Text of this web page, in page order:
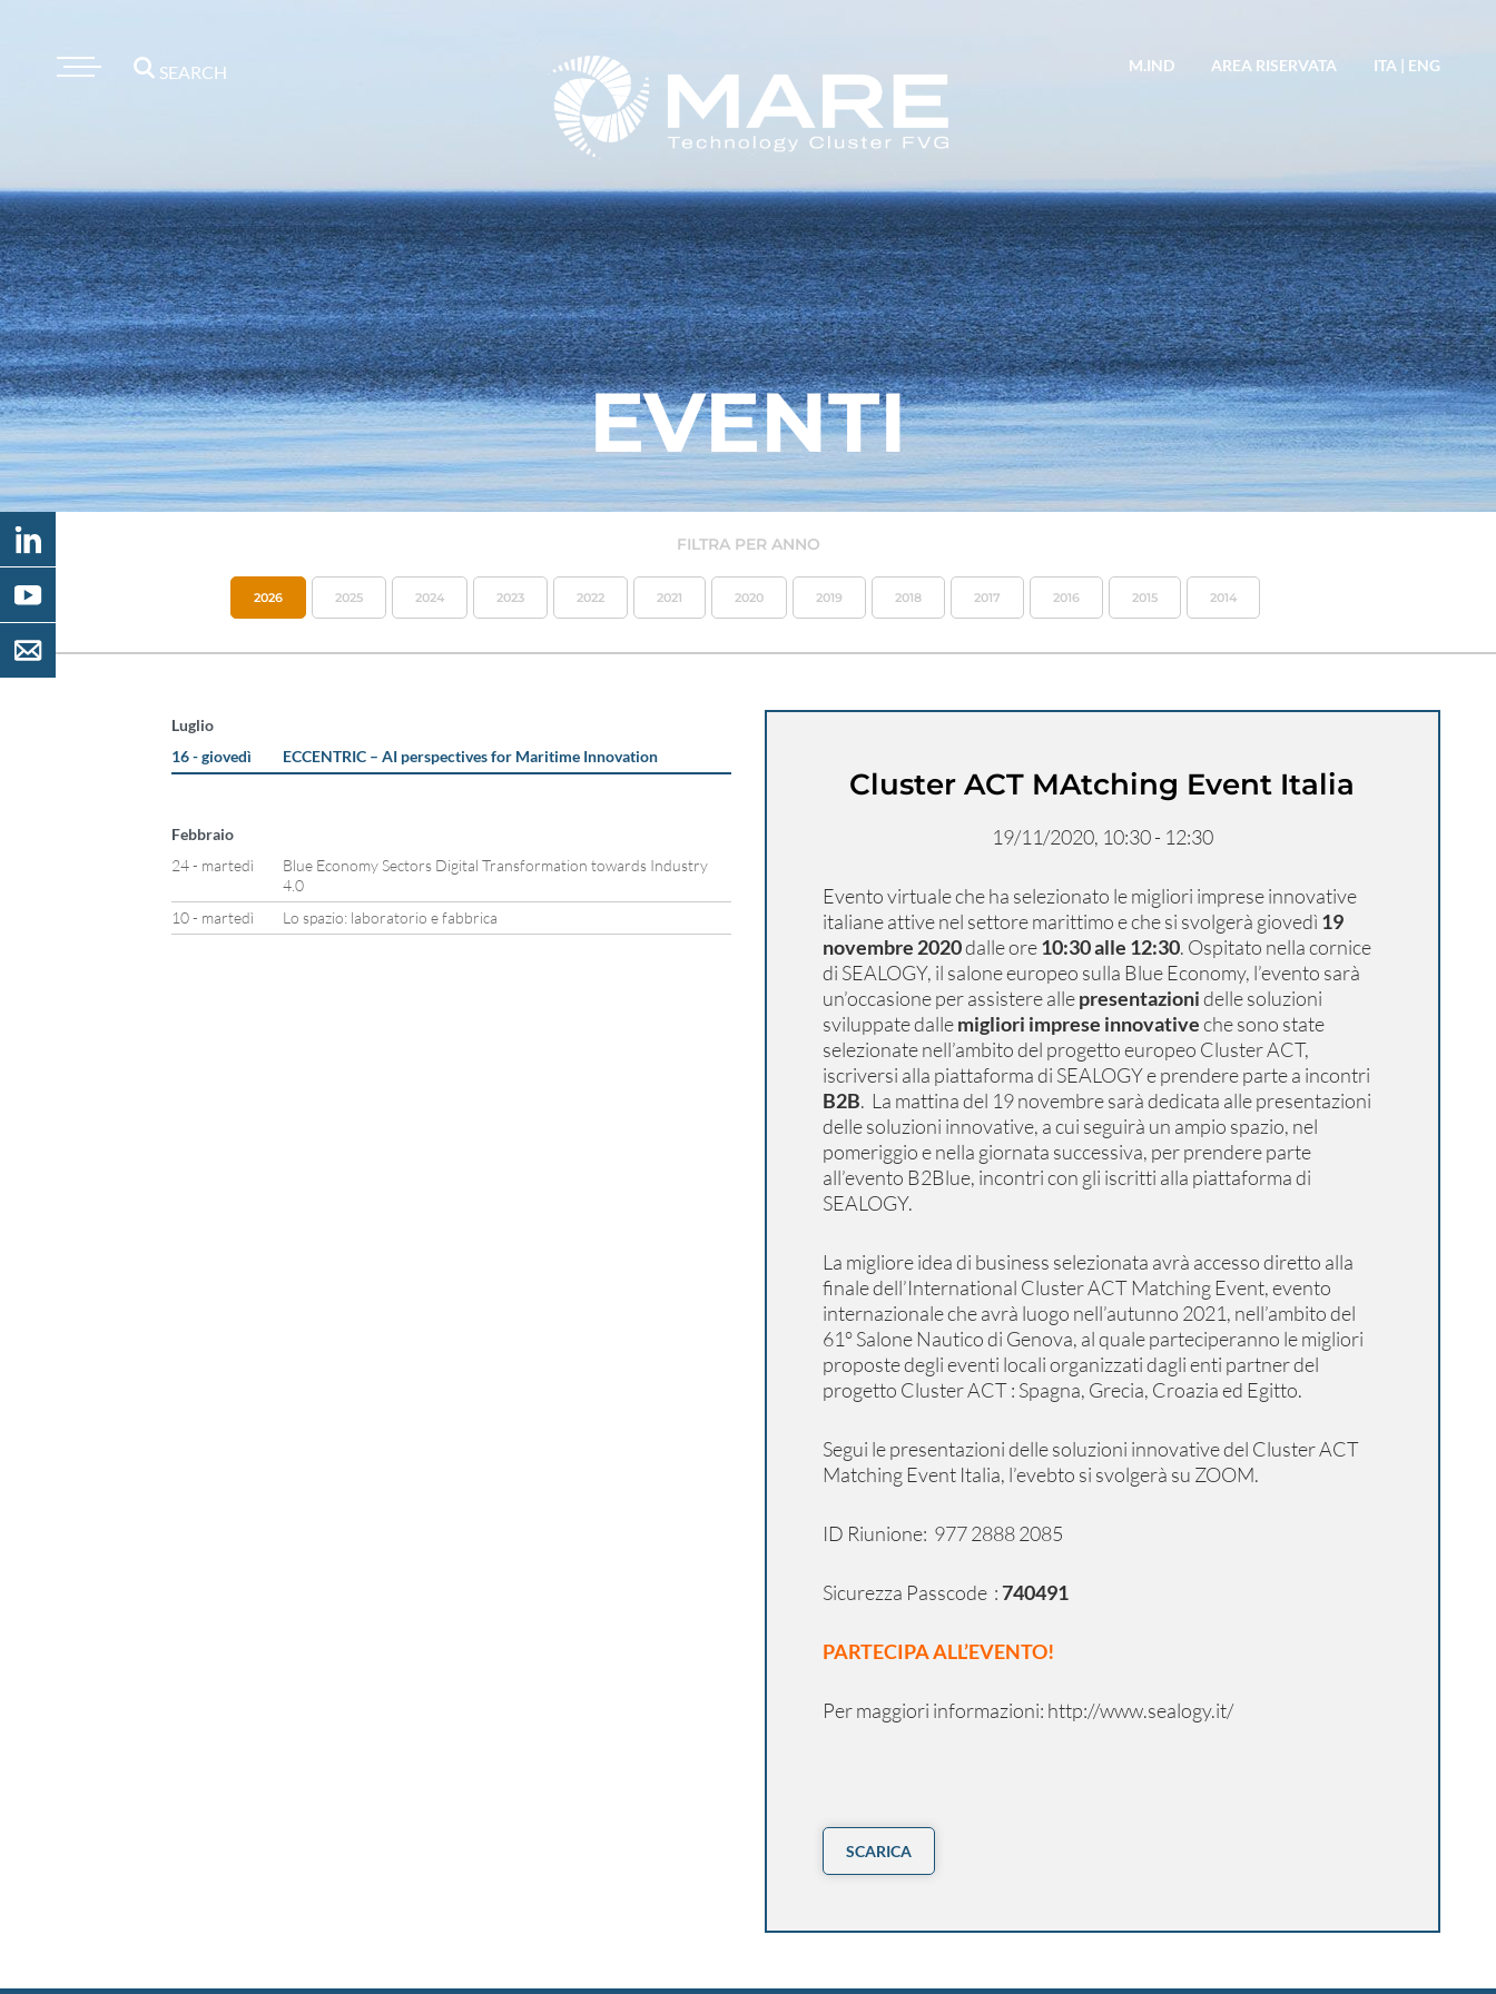
SEARCH M.IND AREA RISERVATA ITA | ENG
EVENTI
FILTRA PER ANNO
2026 2025 2024 2023 2022 2021 2020 2019 2018 2017 2016 2015 2014
Luglio
16 - giovedì
ECCENTRIC – AI perspectives for Maritime Innovation
Febbraio
24 - martedì
Blue Economy Sectors Digital Transformation towards Industry
4.0
10 - martedì
Lo spazio: laboratorio e fabbrica
Cluster ACT MAtching Event Italia
19/11/2020, 10:30 - 12:30
Evento virtuale che ha selezionato le migliori imprese innovative
italiane attive nel settore marittimo e che si svolgerà giovedì 19
novembre 2020dalle ore10:30 alle 12:30. Ospitato nella cornice
di SEALOGY, il salone europeo sulla Blue Economy, l’evento sarà
un’occasione per assistere allepresentazionidelle soluzioni
sviluppate dallemigliori imprese innovativeche sono state
selezionate nell’ambito del progetto europeo Cluster ACT,
iscriversi alla piattaforma di SEALOGY e prendere parte a incontri
B2B. La mattina del 19 novembre sarà dedicata alle presentazioni
delle soluzioni innovative, a cui seguirà un ampio spazio, nel
pomeriggio e nella giornata successiva, per prendere parte
all’evento B2Blue, incontri con gli iscritti alla piattaforma di
SEALOGY.
La migliore idea di business selezionata avrà accesso diretto alla
finale dell’International Cluster ACT Matching Event, evento
internazionale che avrà luogo nell’autunno 2021, nell’ambito del
61° Salone Nautico di Genova, al quale parteciperanno le migliori
proposte degli eventi locali organizzati dagli enti partner del
progetto Cluster ACT : Spagna, Grecia, Croazia ed Egitto.
Segui le presentazioni delle soluzioni innovative del Cluster ACT
Matching Event Italia, l’evebto si svolgerà su ZOOM.
ID Riunione: 977 2888 2085
Sicurezza Passcode :740491
PARTECIPA ALL’EVENTO!
Per maggiori informazioni: http://www.sealogy.it/
SCARICA